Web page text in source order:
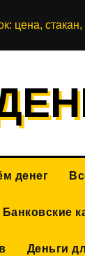
цена,
денег
Банковские
Деньги